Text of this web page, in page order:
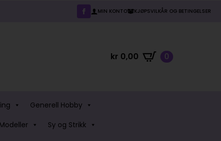
MIN KONTO KJØPSVILKÅR OG BETINGELSER
kr 0,00 0
Generell Hobby
Sy og Strikk